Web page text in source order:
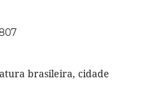
brasileira, cidade